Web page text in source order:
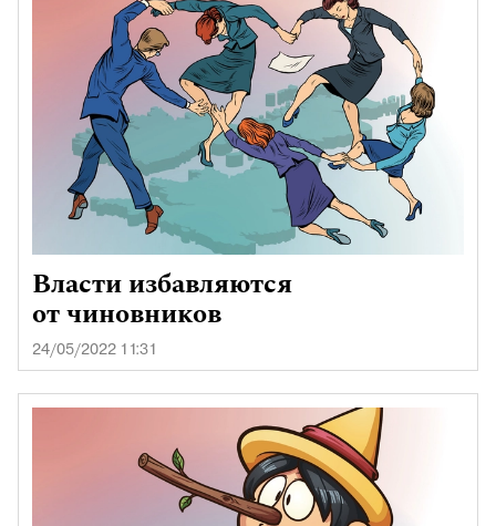
Власти избавляются
от чиновников
24/05/2022 11:31